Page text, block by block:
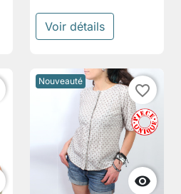
Voir détails
Nouveauté

favorite_border